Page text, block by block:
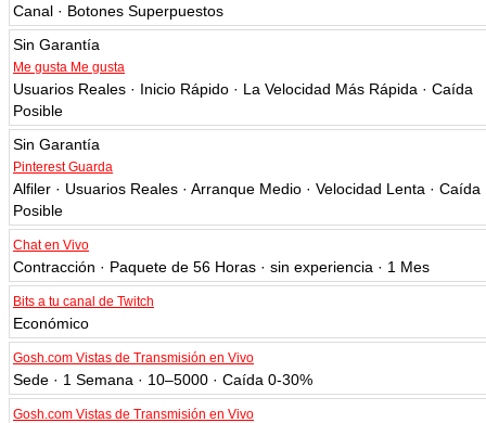
Canal · Botones Superpuestos
Sin Garantía
Me gusta Me gusta
Usuarios Reales · Inicio Rápido · La Velocidad Más Rápida · Caída
Posible
Sin Garantía
Pinterest Guarda
Alfiler · Usuarios Reales · Arranque Medio · Velocidad Lenta · Caída
Posible
Chat en Vivo
Contracción · Paquete de 56 Horas · sin experiencia · 1 Mes
Bits a tu canal de Twitch
Económico
Gosh.com Vistas de Transmisión en Vivo
Sede · 1 Semana · 10–5000 · Caída 0-30%
Gosh.com Vistas de Transmisión en Vivo